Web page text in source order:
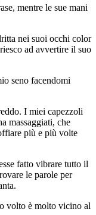
mentre le sue mani
nei suoi occhi color
ad avvertire il suo
seno facendomi
I miei capezzoli
massaggiati, che
più e più volte
fatto vibrare tutto il
le parole per
volto è molto vicino al